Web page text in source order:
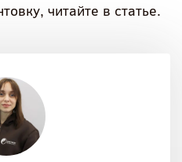
читайте в статье.